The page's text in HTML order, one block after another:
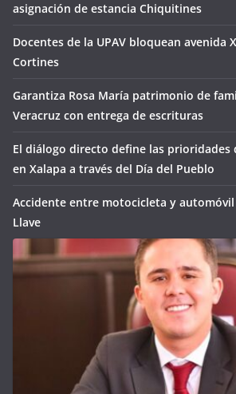
asignación de estancia Chiquitines
Docentes de la UPAV bloquean avenida
Cortines
Garantiza Rosa María patrimonio de
Veracruz con entrega de escrituras
El diálogo directo define las prioridades
en Xalapa a través del Día del Pueblo
Accidente entre motocicleta y automóvil
Llave